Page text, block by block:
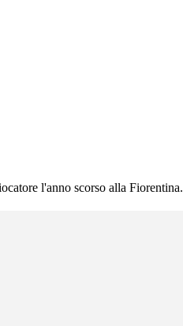
l'anno scorso alla Fiorentina.